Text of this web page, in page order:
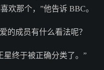
欢那个，”他告诉 BBC。
的成员有什么看法呢？
星终于被正确分类了。”